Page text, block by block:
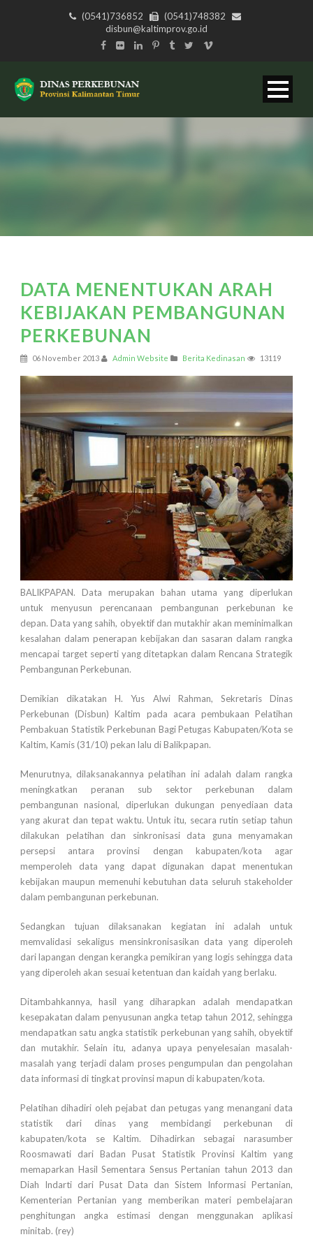
(0541)736852
(0541)748382
disbun@kaltimprov.go.id
DATA MENENTUKAN ARAH
KEBIJAKAN PEMBANGUNAN
PERKEBUNAN
06 November 2013 Admin Website Berita Kedinasan 13119
BALIKPAPAN. Data merupakan bahan utama yang diperlukan
untuk menyusun perencanaan pembangunan perkebunan ke
depan. Data yang sahih, obyektif dan mutakhir akan meminimalkan
kesalahan dalam penerapan kebijakan dan sasaran dalam rangka
mencapai target seperti yang ditetapkan dalam Rencana Strategik
Pembangunan Perkebunan.
Demikian dikatakan H. Yus Alwi Rahman, Sekretaris Dinas
Perkebunan (Disbun) Kaltim pada acara pembukaan Pelatihan
Pembakuan Statistik Perkebunan Bagi Petugas Kabupaten/Kota se
Kaltim, Kamis (31/10) pekan lalu di Balikpapan.
Menurutnya, dilaksanakannya pelatihan ini adalah dalam rangka
meningkatkan peranan sub sektor perkebunan dalam
pembangunan nasional, diperlukan dukungan penyediaan data
yang akurat dan tepat waktu. Untuk itu, secara rutin setiap tahun
dilakukan pelatihan dan sinkronisasi data guna menyamakan
persepsi antara provinsi dengan kabupaten/kota agar
memperoleh data yang dapat digunakan dapat menentukan
kebijakan maupun memenuhi kebutuhan data seluruh stakeholder
dalam pembangunan perkebunan.
Sedangkan tujuan dilaksanakan kegiatan ini adalah untuk
memvalidasi sekaligus mensinkronisasikan data yang diperoleh
dari lapangan dengan kerangka pemikiran yang logis sehingga data
yang diperoleh akan sesuai ketentuan dan kaidah yang berlaku.
Ditambahkannya, hasil yang diharapkan adalah mendapatkan
kesepakatan dalam penyusunan angka tetap tahun 2012, sehingga
mendapatkan satu angka statistik perkebunan yang sahih, obyektif
dan mutakhir. Selain itu, adanya upaya penyelesaian masalah-
masalah yang terjadi dalam proses pengumpulan dan pengolahan
data informasi di tingkat provinsi mapun di kabupaten/kota.
Pelatihan dihadiri oleh pejabat dan petugas yang menangani data
statistik dari dinas yang membidangi perkebunan di
kabupaten/kota se Kaltim. Dihadirkan sebagai narasumber
Roosmawati dari Badan Pusat Statistik Provinsi Kaltim yang
memaparkan Hasil Sementara Sensus Pertanian tahun 2013 dan
Diah Indarti dari Pusat Data dan Sistem Informasi Pertanian,
Kementerian Pertanian yang memberikan materi pembelajaran
penghitungan angka estimasi dengan menggunakan aplikasi
minitab. (rey)